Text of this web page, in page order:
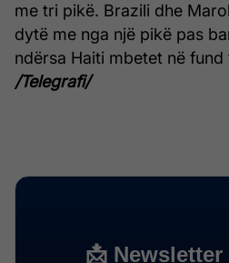
me tri pikë. Brazili dhe
dytë me nga një pikë pas
ndërsa Haiti mbetet në
/Telegrafi/